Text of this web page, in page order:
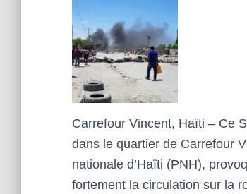
Carrefour Vincent, Haïti – Ce
dans le quartier de Carrefour
nationale d’Haïti (PNH),
fortement la circulation sur la